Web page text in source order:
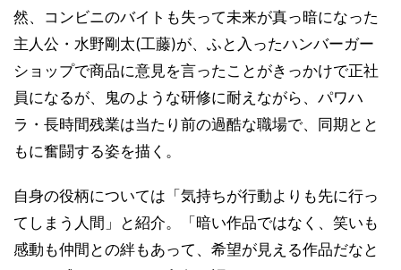
然、コンビニのバイトも失って未来が真っ暗になった
主人公・水野剛太(工藤)が、ふと入ったハンバーガー
ショップで商品に意見を言ったことがきっかけで正社
員になるが、鬼のような研修に耐えながら、パワハ
ラ・長時間残業は当たり前の過酷な職場で、同期とと
もに奮闘する姿を描く。
自身の役柄については「気持ちが行動よりも先に行っ
てしまう人間」と紹介。「暗い作品ではなく、笑いも
感動も仲間との絆もあって、希望が見える作品だなと